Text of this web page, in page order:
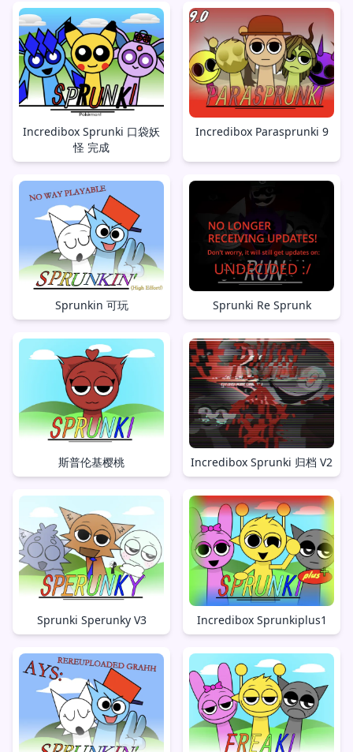
Incredibox Sprunki 口袋妖
怪 完成
Incredibox Parasprunki 9
Sprunkin 可玩 Sprunki Re Sprunk
斯普伦基樱桃 Incredibox Sprunki 归档 V2
Sprunki Sperunky V3 Incredibox Sprunkiplus1